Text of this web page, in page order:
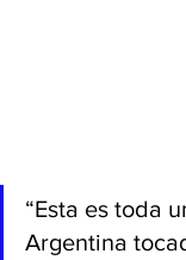
“Esta es toda
Argentina